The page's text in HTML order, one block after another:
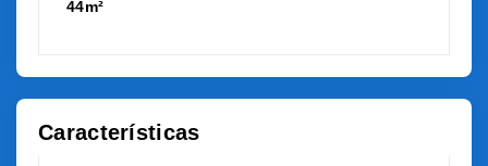
44m²
Características